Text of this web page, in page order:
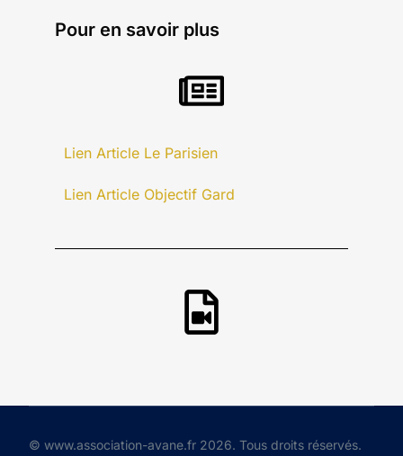
Pour en savoir plus
Lien Article Le Parisien
Lien Article Objectif Gard
© www.association-avane.fr 2026. Tous droits réservés.